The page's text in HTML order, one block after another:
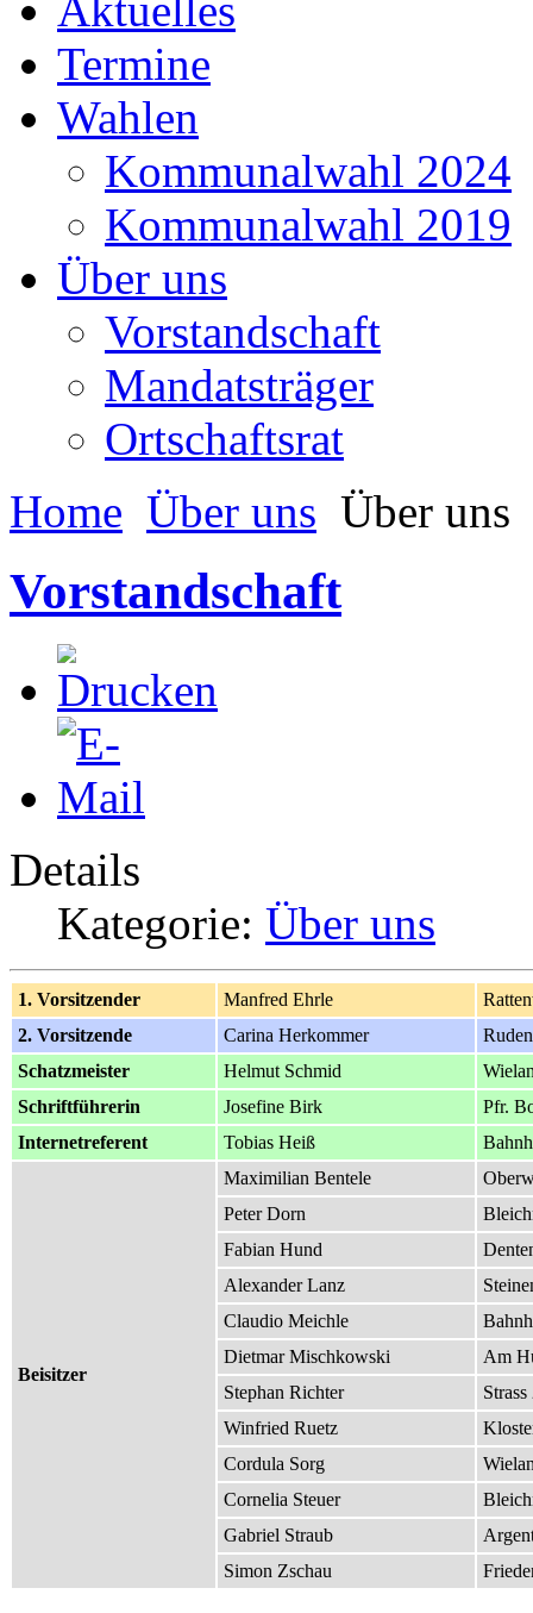
Termine
Wahlen
Kommunalwahl 2024
Kommunalwahl 2019
Über uns
Vorstandschaft
Mandatsträger
Ortschaftsrat
Home Über uns Über uns
Vorstandschaft
Details
Kategorie: Über uns
1. Vorsitzender Manfred Ehrle
2. Vorsitzende
Carina Herkommer
Schatzmeister
Helmut Schmid
Schriftführerin
Josefine Birk
Pfr.
Internetreferent
Tobias Heiß
Beisitzer
Maximilian Bentele
Peter Dorn
Fabian Hund
Alexander Lanz
Claudio Meichle
Dietmar Mischkowski
Am
Stephan Richter
Strass
Winfried Ruetz
Cordula Sorg
Cornelia Steuer
Gabriel Straub
Simon Zschau